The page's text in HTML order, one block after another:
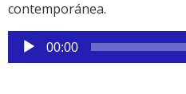
contemporánea.
Reproductor
de
00:00